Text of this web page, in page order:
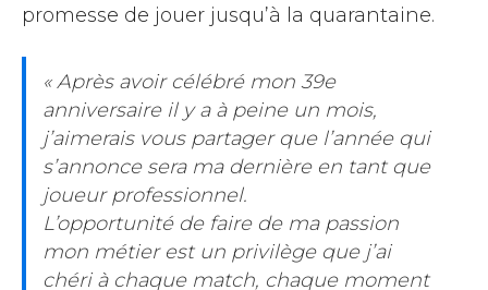
promesse de jouer jusqu’à la quarantaine.
« Après avoir célébré mon 39e
anniversaire il y a à peine un mois,
j’aimerais vous partager que l’année qui
s’annonce sera ma dernière en tant que
joueur professionnel.
L’opportunité de faire de ma passion
mon métier est un privilège que j’ai
chéri à chaque match, chaque moment